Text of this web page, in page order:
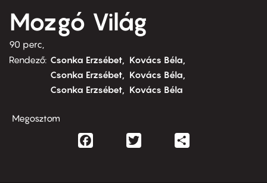
Mozgó Világ
90 perc,
Rendező Csonka Erzsébet
Kovács Béla
Csonka Erzsébet
Kovács Béla
Csonka Erzsébet
Kovács Béla
Megosztom
Facebook